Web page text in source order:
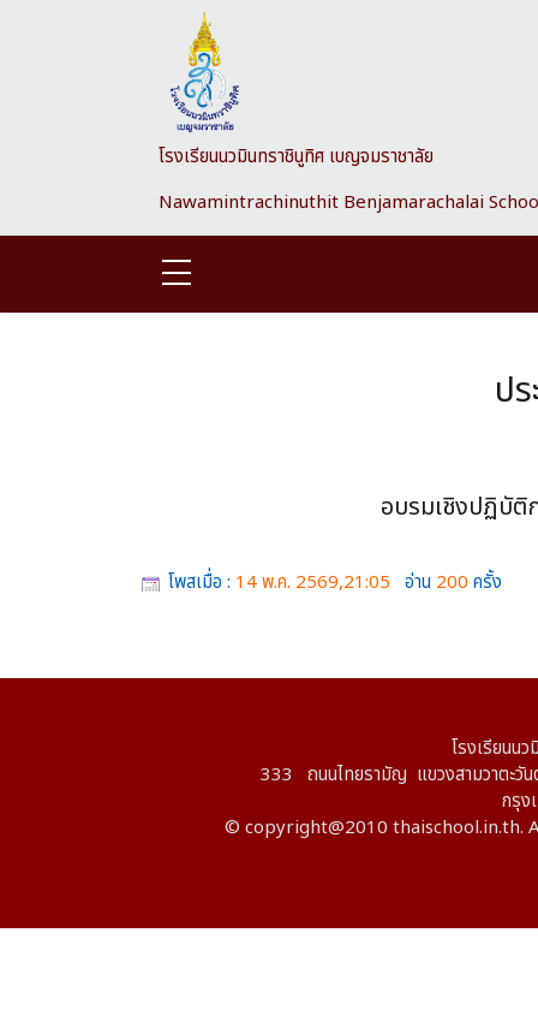
โรงเรียนนวมินทราชินูทิศ เบญจมราชาลัย
Nawamintrachinuthit Benjamarachalai
ป
อบรมเชิงปฏิบัติ
โพสเมื่อ : 14 พ.ค. 2569,21:05 อ่าน 200 ครั้ง
โรงเรียนน
333 ถนนไทยรามัญ แขวงสามวาตะวันต
กรุง
© copyright@2010 thaischool.in.th.